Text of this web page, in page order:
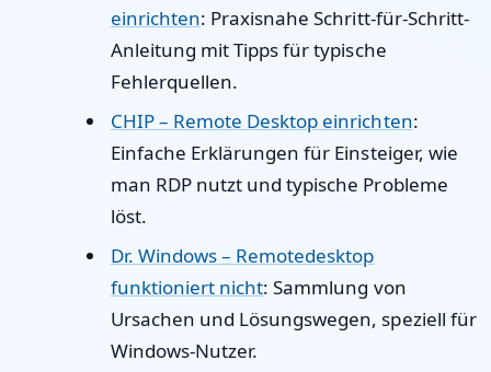
einrichten: Praxisnahe Schritt-für-Schritt-
Anleitung mit Tipps für typische
Fehlerquellen.
CHIP – Remote Desktop einrichten:
Einfache Erklärungen für Einsteiger, wie
man RDP nutzt und typische Probleme
löst.
Dr. Windows – Remotedesktop
funktioniert nicht: Sammlung von
Ursachen und Lösungswegen, speziell für
Windows-Nutzer.